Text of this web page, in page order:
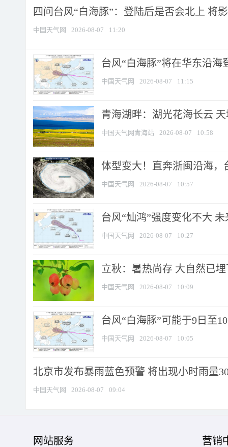
四问台风“白海豚”：登陆后是否会北上 将
中国天气网 2026-08-07 11:20
台风“白海豚”将在华东沿
中国天气网 2026-08-07 11:15
青海湖畔：湖光花海长云
中国天气网青海站 2026-08-07 10:58
体型变大！直奔浙闽沿海，
中国天气网 2026-08-07 10:57
台风“灿鸿”强度变化不大
中国天气网 2026-08-07 10:27
立秋：暑热尚存 大自然已
中国天气网 2026-08-07 10:09
台风“白海豚”可能于9日至
中国天气网 2026-08-07 10:05
北京市发布暴雨蓝色预警 将出现小时雨量
中国天气网 2026-08-07 09:04
网站服务 营销